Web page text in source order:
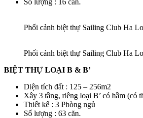
Phối cảnh biệt thự Sailing Club Ha
Phối cảnh biệt thự Sailing Club Ha
BIỆT THỰ LOẠI B & B’
Diện tích đất : 125 – 256m2
Xây 3 tầng, riêng loại B’ có hầm (có
Thiết kế : 3 Phòng ngủ
Số lượng : 63 căn.